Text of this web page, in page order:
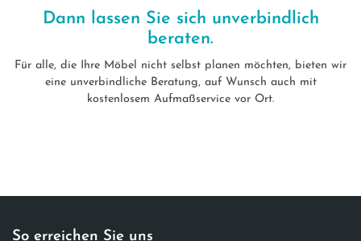
Dann lassen Sie sich unverbindlich
beraten.
Für alle, die Ihre Möbel nicht selbst planen möchten, bieten wir
eine unverbindliche Beratung, auf Wunsch auch mit
kostenlosem Aufmaßservice vor Ort.
So erreichen Sie uns